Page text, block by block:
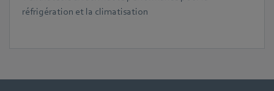
réfrigération et la climatisation